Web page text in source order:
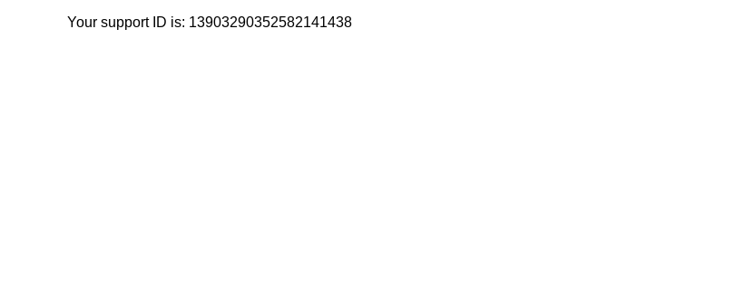
Your support ID is: 13903290352582141438